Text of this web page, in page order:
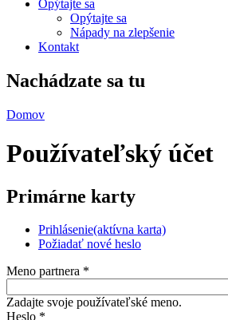
Opýtajte sa
Opýtajte sa
Nápady na zlepšenie
Kontakt
Nachádzate sa tu
Domov
Používateľský účet
Primárne karty
Prihlásenie(aktívna karta)
Požiadať nové heslo
Meno partnera *
Zadajte svoje používateľské meno.
Heslo *